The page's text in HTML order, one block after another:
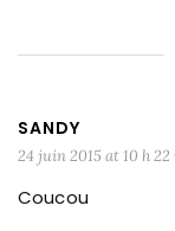
SANDY
24 juin 2015 at 10 h
Coucou